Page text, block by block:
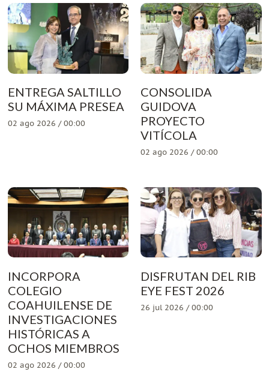
ENTREGA SALTILLO
SU MÁXIMA PRESEA
02 ago 2026 / 00:00
CONSOLIDA
GUIDOVA
PROYECTO
VITÍCOLA
02 ago 2026 / 00:00
INCORPORA
COLEGIO
COAHUILENSE DE
INVESTIGACIONES
HISTÓRICAS A
OCHOS MIEMBROS
02 ago 2026 / 00:00
DISFRUTAN DEL RIB
EYE FEST 2026
26 jul 2026 / 00:00